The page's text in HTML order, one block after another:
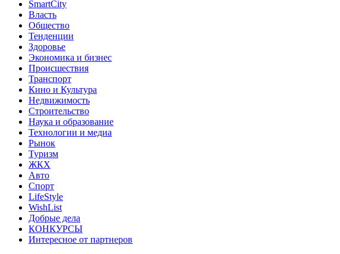
SmartCity
Власть
Общество
Тенденции
Здоровье
Экономика и бизнес
Происшествия
Транспорт
Кино и Культура
Недвижимость
Строительство
Наука и образование
Технологии и медиа
Рынок
Туризм
ЖКХ
Авто
Спорт
LifeStyle
WishList
Добрые дела
КОНКУРСЫ
Интересное от партнеров